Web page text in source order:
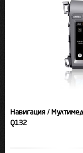
Навигация /
Q132